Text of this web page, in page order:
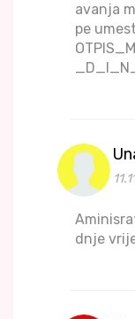
avanja
pe
dnje